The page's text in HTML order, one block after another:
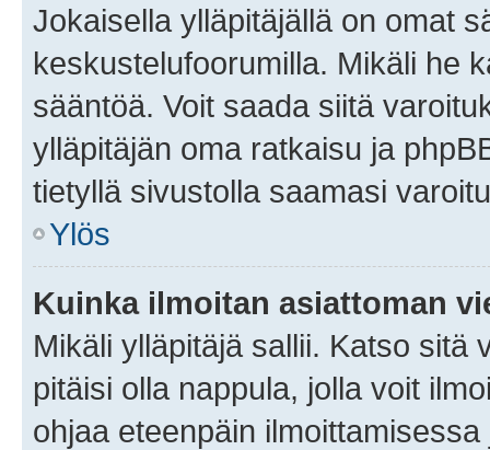
Jokaisella ylläpitäjällä on omat
keskustelufoorumilla. Mikäli he
sääntöä. Voit saada siitä
ylläpitäjän oma ratkaisu ja
tietyllä sivustolla saamasi
Ylös
Kuinka ilmoitan asiattoman
Mikäli ylläpitäjä sallii. Katso sitä
pitäisi olla nappula, jolla voit
ohjaa eteenpäin